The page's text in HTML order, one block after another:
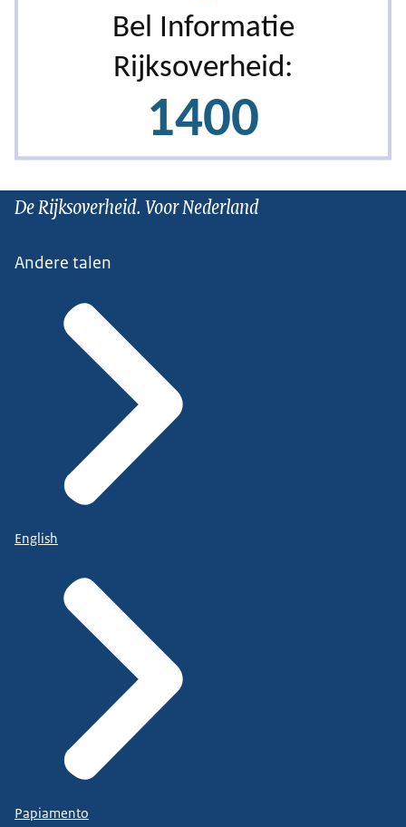
De Rijksoverheid. Voor Nederland
Andere talen
English
Papiamento